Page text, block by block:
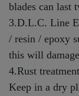
blades can last
3.D.L.C. Line
/ resin / epoxy
this will
4.Rust
Keep in a dry